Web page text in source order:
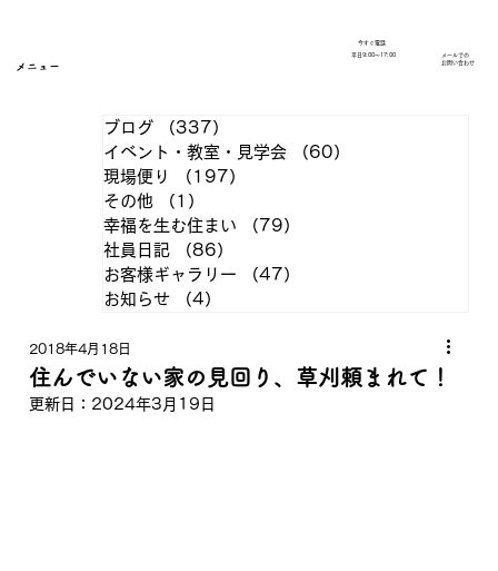
メニュー
今すぐ電話
​平日9:00～17:00
メールでの
​お問い合わせ
ブログ （337）
イベント・教室・見学会
（60）
現場便り
（197）
その他
（1）
幸福を生む住まい
（79）
社員日記
（86）
お客様ギャラリー
（47）
お知らせ
（4）
住んでいない家の見回り、草刈頼まれて！
2018年4月18日
更新日： 2024年3月19日